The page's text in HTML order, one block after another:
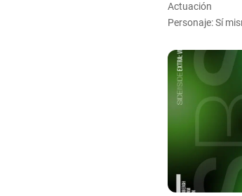
Actuación
Personaje: Sí